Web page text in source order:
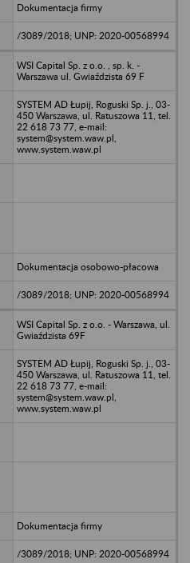
Dokumentacja firmy
/3089/2018; UNP: 2020-00568994
WSI Capital Sp. z o.o. , sp. k. -
Warszawa ul. Gwiaździsta 69 F
SYSTEM AD Łupij, Roguski Sp. j., 03-
450 Warszawa, ul. Ratuszowa 11, tel.
22 618 73 77, e-mail:
system@system.waw.pl,
www.system.waw.pl
Dokumentacja osobowo-płacowa
/3089/2018; UNP: 2020-00568994
WSI Capital Sp. z o.o. - Warszawa, ul.
Gwiaździsta 69F
SYSTEM AD Łupij, Roguski Sp. j., 03-
450 Warszawa, ul. Ratuszowa 11, tel.
22 618 73 77, e-mail:
system@system.waw.pl,
www.system.waw.pl
Dokumentacja firmy
/3089/2018; UNP: 2020-00568994